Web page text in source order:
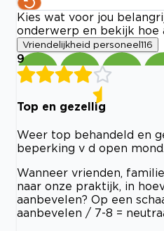
Kies wat voor jou
onderwerp en bekijk hoe
Vriendelijkheid personeel 116
9
Top en gezellig
Weer top behandeld en
beperking v d open
Wanneer vrienden,
naar onze praktijk, in
aanbevelen? Op een
aanbevelen / 7-8 =